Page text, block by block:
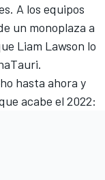
A los equipos
un monoplaza a
Liam Lawson lo
hasta ahora y
acabe el 2022: